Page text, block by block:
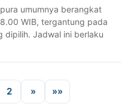
umumnya berangkat
WIB, tergantung pada
dipilih. Jadwal ini berlaku
2 » »»